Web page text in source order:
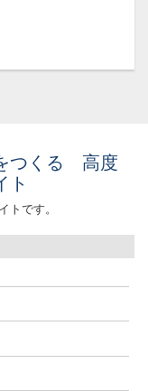
つくる 高度
ト
です。